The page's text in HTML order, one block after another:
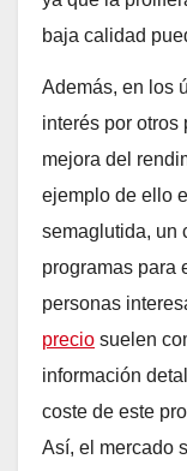
baja calidad
Además, en los
interés por otros
mejora del
ejemplo de ello
semaglutida, un
programas para
personas
precio suelen
información
coste de este
Así, el mercado